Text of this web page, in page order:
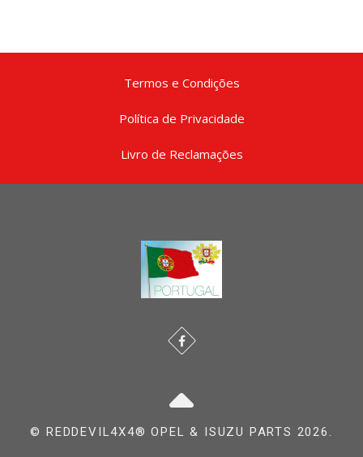
Termos e Condições
Política de Privacidade
Livro de Reclamações
© REDDEVIL4X4® OPEL & ISUZU PARTS 2026.